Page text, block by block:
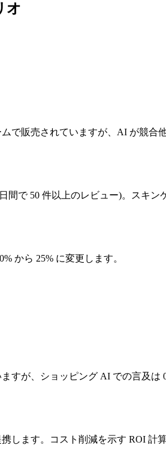
オ
で販売されていますが、AI が競
間で 50 件以上のレビュー)。スキ
から 25% に変更します。
すが、ショッピング AI での言及は
します。コスト削減を示す ROI 計